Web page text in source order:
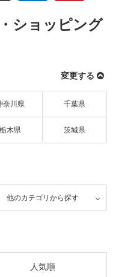
ショッピング
変更する
奈川県 千葉県
栃木県 茨城県
他のカテゴリから探す
人気順